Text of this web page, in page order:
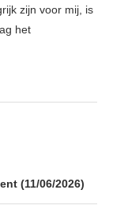
zijn voor mij, is
het
(11/06/2026)